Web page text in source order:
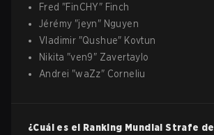
Fred "FinCHY" Finch
Jérémy "jeyn" Nguyen
Vladimir "Qushue" Kovtun
Nikita "ven9" Zavertaylo
Andrei "waZz" Corneliu
¿Cuál es el Ranking Mundial Strafe de